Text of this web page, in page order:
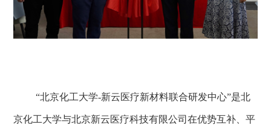
“北京化工大学-新云医疗新材料联合研发中心”是北
京化工大学与北京新云医疗科技有限公司在优势互补、平